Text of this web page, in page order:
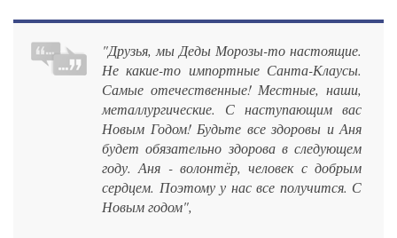
"Друзья, мы Деды Морозы-то настоящие.
Не какие-то импортные Санта-Клаусы.
Самые отечественные! Местные, наши,
металлургические. С наступающим вас
Новым Годом! Будьте все здоровы и Аня
будет обязательно здорова в следующем
году. Аня - волонтёр, человек с добрым
сердцем. Поэтому у нас все получится. С
Новым годом",